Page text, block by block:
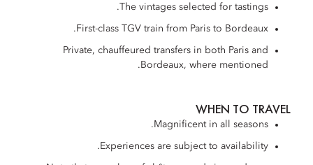
The vintages selected for tastings.
First-class TGV train from Paris to Bordeaux.
Private, chauffeured transfers in both Paris and
Bordeaux, where mentioned.
WHEN TO TRAVEL
Magnificent in all seasons.
Experiences are subject to availability.